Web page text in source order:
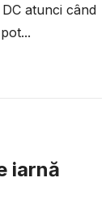
atunci când
iarnă